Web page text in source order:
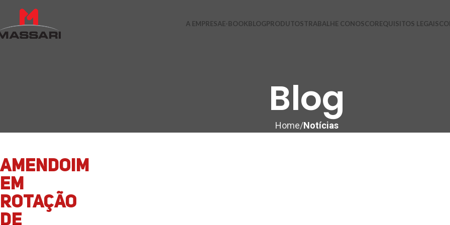
A EMPRESAE-BOOKBLOGPRODUTOSTRABALHE CONOSCOREQUISITOS LEGAIS
Blog
Home Notícias
AMENDOIM
EM
ROTAÇÃO
DE